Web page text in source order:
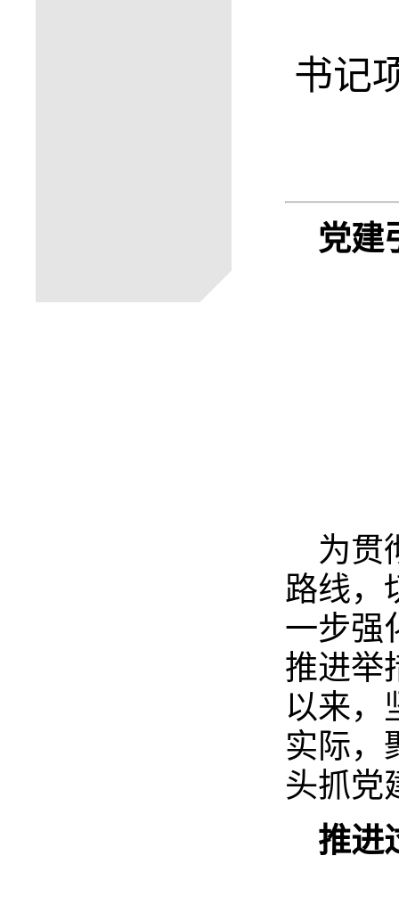
书记
党建
为贯
路线，
一步强
推进举
以来，
实际，
头抓党
推进